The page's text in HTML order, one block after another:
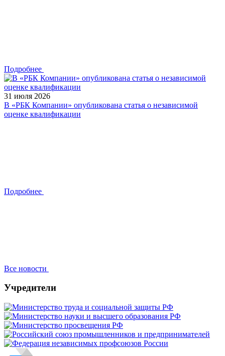
Подробнее
31 июля 2026
В «РБК Компании» опубликована статья о независимой
оценке квалификации
Подробнее
Все новости
Учредители